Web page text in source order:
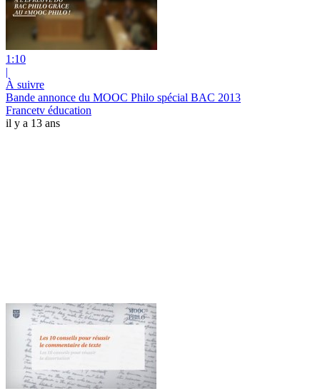
1:10
|
À suivre
Bande annonce du MOOC Philo spécial BAC 2013
Francetv éducation
il y a 13 ans